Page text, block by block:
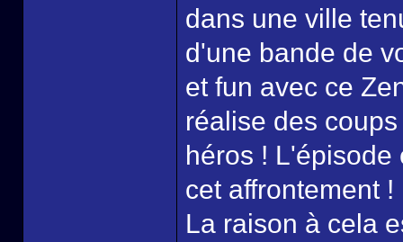
dans une ville
d'une bande de
et fun avec ce
réalise des
héros !
cet affrontement !
La raison à cela